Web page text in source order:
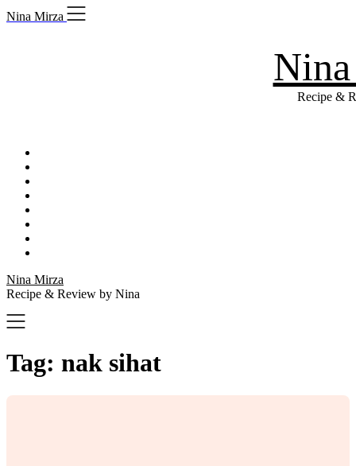
Skip
to
Nina Mirza
Recipe &
Nina Mirza
Recipe & Review by Nina
Tag: nak sihat